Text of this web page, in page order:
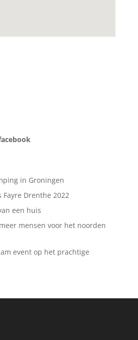
in Groningen
Drenthe 2022
een huis
mensen voor het noorden
event op het prachtige